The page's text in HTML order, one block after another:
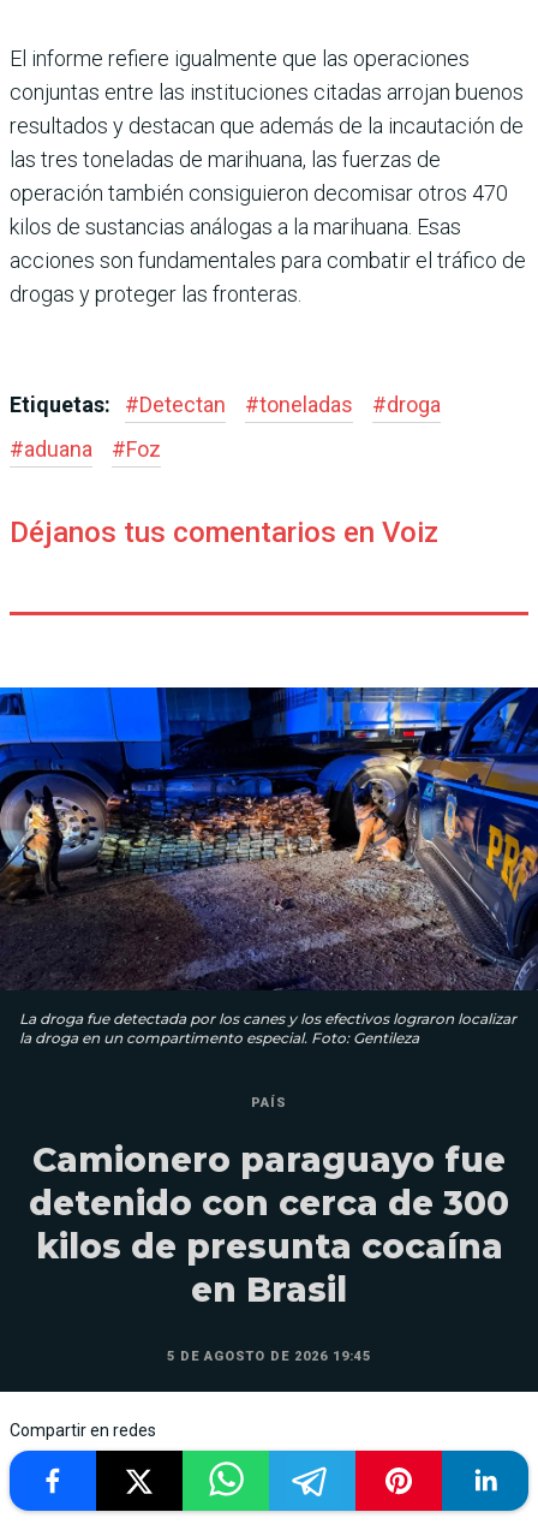
El informe refiere igualmente que las operaciones
conjuntas entre las instituciones cita­das arrojan buenos
resulta­dos y destacan que además de la incautación de
las tres tone­ladas de marihuana, las fuer­zas de
operación también con­siguieron decomisar otros 470
kilos de sustancias análogas a la marihuana. Esas
acciones son fundamentales para com­batir el tráfico de
drogas y pro­teger las fronteras.
Etiquetas: #Detectan #toneladas #droga
#aduana #Foz
Déjanos tus comentarios en Voiz
La droga fue detectada por los canes y los efectivos lograron localizar
la droga en un compartimento especial. Foto: Gentileza
PAÍS
Camionero paraguayo fue
detenido con cerca de 300
kilos de presunta cocaína
en Brasil
5 DE AGOSTO DE 2026 19:45
Compartir en redes